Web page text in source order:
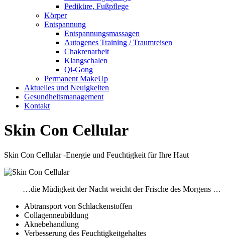
Pediküre, Fußpflege
Körper
Entspannung
Entspannungsmassagen
Autogenes Training / Traumreisen
Chakrenarbeit
Klangschalen
Qi-Gong
Permanent MakeUp
Aktuelles und Neuigkeiten
Gesundheitsmanagement
Kontakt
Skin Con Cellular
Skin Con Cellular -Energie und Feuchtigkeit für Ihre Haut
…die Müdigkeit der Nacht weicht der Frische des Morgens …
Abtransport von Schlackenstoffen
Collagenneubildung
Aknebehandlung
Verbesserung des Feuchtigkeitgehaltes